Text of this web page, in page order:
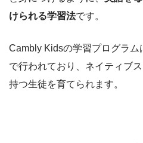
けられる学習法です。
Cambly Kidsの学習プログラ
で行われており、ネイティブ
持つ生徒を育てられます。